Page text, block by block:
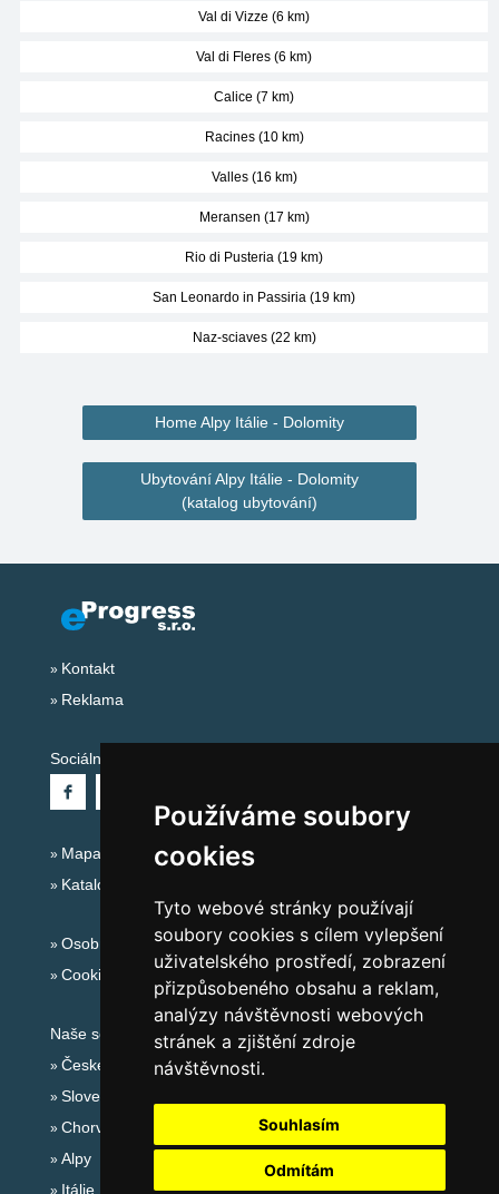
Používáme soubory
cookies
Tyto webové stránky používají
soubory cookies s cílem vylepšení
uživatelského prostředí, zobrazení
přizpůsobeného obsahu a reklam,
analýzy návštěvnosti webových
stránek a zjištění zdroje
návštěvnosti.
Souhlasím
Odmítám
Val di Vizze (6 km)
Val di Fleres (6 km)
Calice (7 km)
Racines (10 km)
Valles (16 km)
Meransen (17 km)
Rio di Pusteria (19 km)
San Leonardo in Passiria (19 km)
Naz-sciaves (22 km)
Home Alpy Itálie - Dolomity
Ubytování Alpy Itálie - Dolomity
(katalog ubytování)
Kontakt
Reklama
Sociální sítě:
Mapa serveru Alpy Itálie - Dolomity
Katalog ubytování
Osobní údaje
Cookies
Naše servery:
České hory
Slovenské hory
Chorvatsko
Alpy
Itálie